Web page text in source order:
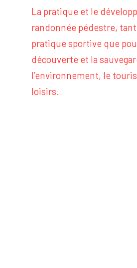
La pratique et le
randonnée pédestre,
pratique sportive que
découverte et la
l’environnement, le
loisirs.